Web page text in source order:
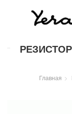
РЕЗИСТОР
Главная